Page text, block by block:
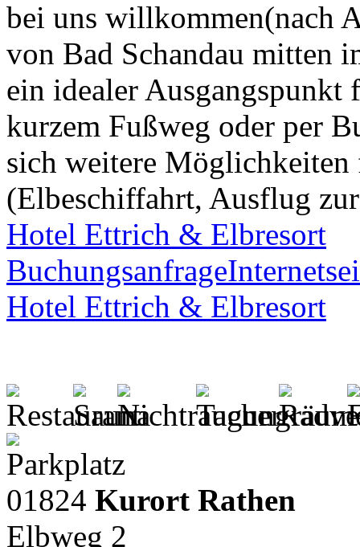
bei uns willkommen(nach
von Bad Schandau mitten
ein idealer
kurzem Fußweg oder per
sich weitere
(Elbeschiffahrt, Ausflug
Hotel Ettrich & Elbresort
Buchungsanfrage
Hotel Ettrich & Elbresort
01824 Kurort Rathen
Elbweg 2